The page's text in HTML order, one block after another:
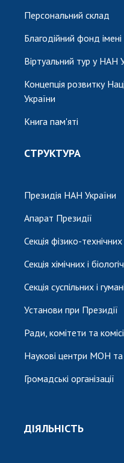
Персональний склад
Благодійний фонд
Віртуальний тур у НАН
Концепція розвитку
України
Книга пам'яті
СТРУКТУРА
Президія НАН України
Апарат Президії
Секція фізико-
Секція хімічних і
Секція суспільних і
Установи при Президії
Ради, комітети та
Наукові центри МОН
Громадські організації
ДІЯЛЬНІСТЬ